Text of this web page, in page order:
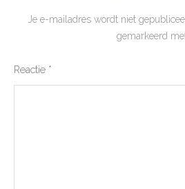
Je e-mailadres wordt niet
gemarkeerd
Reactie *